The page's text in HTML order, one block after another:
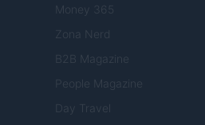
Money 365
Zona Nerd
B2B Magazine
People Magazine
Day Travel